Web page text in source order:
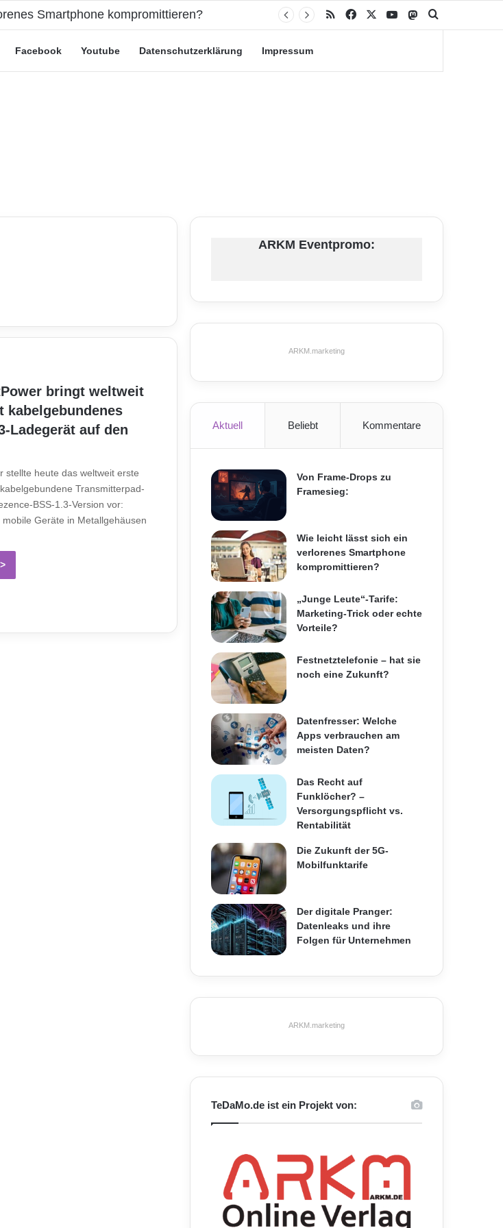
Smartphone kompromittieren? RSS Facebook YouTubeMastodon
Facebook Youtube Datenschutzerklärung Impressum
bringt weltweit
kabelgebundenes
Ladegerät auf den
stellte heute das weltweit erste
Transmitterpad-
BSS-1.3-Version vor:
Geräte in Metallgehäusen
ARKM Eventpromo:
ARKM.marketing
Aktuell Beliebt Kommentare
Von Frame-Drops zu
Framesieg:
Wie leicht lässt sich ein
verlorenes Smartphone
kompromittieren?
„Junge Leute“-Tarife:
Marketing-Trick oder echte
Vorteile?
Festnetztelefonie – hat sie
noch eine Zukunft?
Datenfresser: Welche
Apps verbrauchen am
meisten Daten?
Das Recht auf
Funklöcher? –
Versorgungspflicht vs.
Rentabilität
Die Zukunft der 5G-
Mobilfunktarife
Der digitale Pranger:
Datenleaks und ihre
Folgen für Unternehmen
ARKM.marketing
TeDaMo.de ist ein Projekt von: